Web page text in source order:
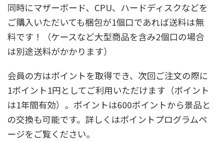
同時にマザーボード、CPU、ハードディスクなどを
ご購入いただいても梱包が1個口であれば送料は無
料です！（ケースなど大型商品を含み2個口の場合
は別途送料がかかります）
会員の方はポイントを取得でき、次回ご注文の際に
1ポイント1円としてご利用いただけます（ポイント
は1年間有効）。ポイントは600ポイントから景品と
の交換も可能です。詳しくはポイントプログラムペ
ージをご覧ください。